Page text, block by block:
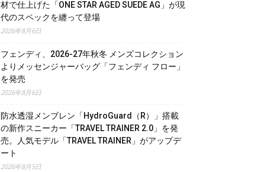
材で仕上げた「ONE STAR AGED SUEDE AG」が現
代のスペックを纏って登場
2026年8月6日
フェンディ、2026-27年秋冬 メンズコレクション
よりメッセンジャーバッグ「フェンディ フロー」
を発売
2026年8月6日
防水透湿メンブレン「HydroGuard（R）」搭載
の新作スニーカー「TRAVEL TRAINER 2.0」を発
売。人気モデル「TRAVEL TRAINER」がアップデ
ート
2026年8月5日